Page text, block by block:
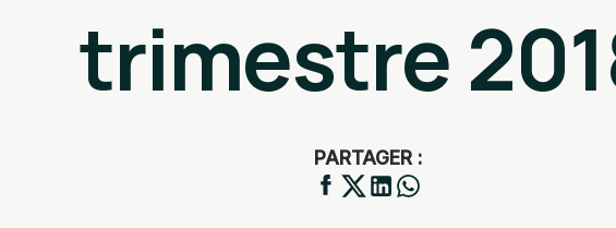
trimestre
PARTAGER :